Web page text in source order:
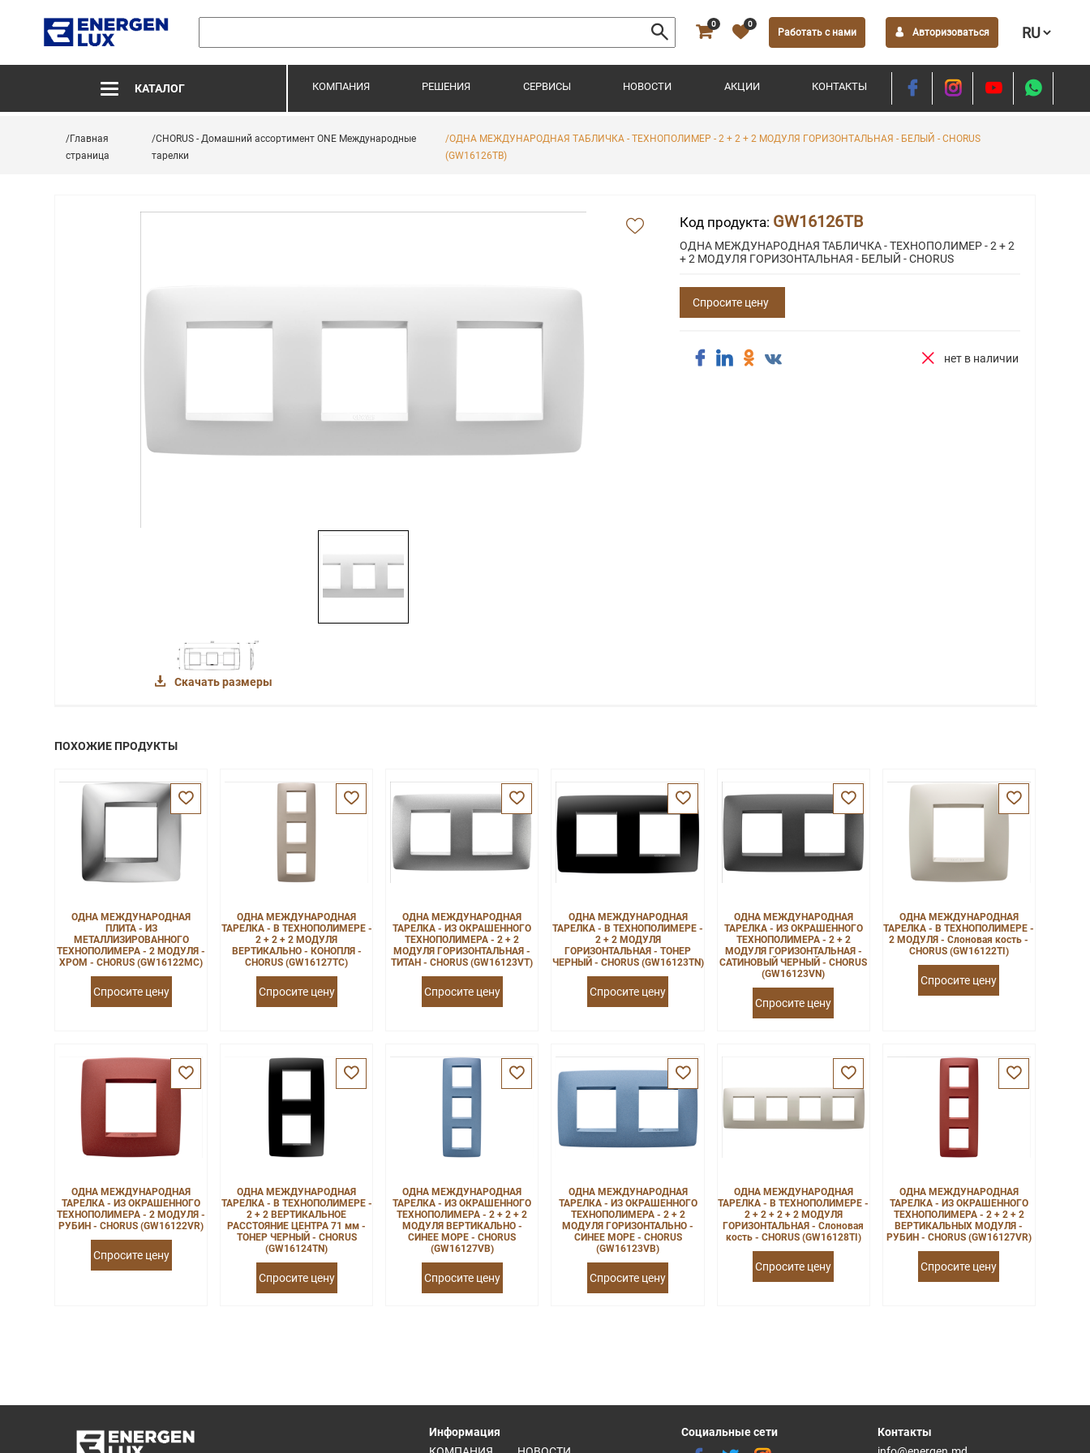
0 0
Работать с нами Авторизоваться
КАТАЛОГ КОМПАНИЯ РЕШЕНИЯ СЕРВИСЫ НОВОСТИ АКЦИИ КОНТАКТЫ
/Главная
страница
/CHORUS - Домашний ассортимент ONE Международные
тарелки
/ОДНА МЕЖДУНАРОДНАЯ ТАБЛИЧКА - ТЕХНОПОЛИМЕР - 2 + 2 + 2 МОДУЛЯ ГОРИЗОНТАЛЬНАЯ - БЕЛЫЙ - CHORUS
(GW16126TB)
Скачать размеры
Код продукта: GW16126TB
ОДНА МЕЖДУНАРОДНАЯ ТАБЛИЧКА - ТЕХНОПОЛИМЕР - 2 + 2
+ 2 МОДУЛЯ ГОРИЗОНТАЛЬНАЯ - БЕЛЫЙ - CHORUS
Спросите цену
нет в наличии
ПОХОЖИЕ ПРОДУКТЫ
ОДНА МЕЖДУНАРОДНАЯ
ПЛИТА - ИЗ
МЕТАЛЛИЗИРОВАННОГО
ТЕХНОПОЛИМЕРА - 2 МОДУЛЯ -
ХРОМ - CHORUS (GW16122MC)
Спросите цену
ОДНА МЕЖДУНАРОДНАЯ
ТАРЕЛКА - В ТЕХНОПОЛИМЕРЕ -
2 + 2 + 2 МОДУЛЯ
ВЕРТИКАЛЬНО - КОНОПЛЯ -
CHORUS (GW16127TC)
Спросите цену
ОДНА МЕЖДУНАРОДНАЯ
ТАРЕЛКА - ИЗ ОКРАШЕННОГО
ТЕХНОПОЛИМЕРА - 2 + 2
МОДУЛЯ ГОРИЗОНТАЛЬНАЯ -
ТИТАН - CHORUS (GW16123VT)
Спросите цену
ОДНА МЕЖДУНАРОДНАЯ
ТАРЕЛКА - В ТЕХНОПОЛИМЕРЕ -
2 + 2 МОДУЛЯ
ГОРИЗОНТАЛЬНАЯ - ТОНЕР
ЧЕРНЫЙ - CHORUS (GW16123TN)
Спросите цену
ОДНА МЕЖДУНАРОДНАЯ
ТАРЕЛКА - ИЗ ОКРАШЕННОГО
ТЕХНОПОЛИМЕРА - 2 + 2
МОДУЛЯ ГОРИЗОНТАЛЬНАЯ -
САТИНОВЫЙ ЧЕРНЫЙ - CHORUS
(GW16123VN)
Спросите цену
ОДНА МЕЖДУНАРОДНАЯ
ТАРЕЛКА - В ТЕХНОПОЛИМЕРЕ -
2 МОДУЛЯ - Слоновая кость -
CHORUS (GW16122TI)
Спросите цену
ОДНА МЕЖДУНАРОДНАЯ
ТАРЕЛКА - ИЗ ОКРАШЕННОГО
ТЕХНОПОЛИМЕРА - 2 МОДУЛЯ -
РУБИН - CHORUS (GW16122VR)
Спросите цену
ОДНА МЕЖДУНАРОДНАЯ
ТАРЕЛКА - В ТЕХНОПОЛИМЕРЕ -
2 + 2 ВЕРТИКАЛЬНОЕ
РАССТОЯНИЕ ЦЕНТРА 71 мм -
ТОНЕР ЧЕРНЫЙ - CHORUS
(GW16124TN)
Спросите цену
ОДНА МЕЖДУНАРОДНАЯ
ТАРЕЛКА - ИЗ ОКРАШЕННОГО
ТЕХНОПОЛИМЕРА - 2 + 2 + 2
МОДУЛЯ ВЕРТИКАЛЬНО -
СИНЕЕ МОРЕ - CHORUS
(GW16127VB)
Спросите цену
ОДНА МЕЖДУНАРОДНАЯ
ТАРЕЛКА - ИЗ ОКРАШЕННОГО
ТЕХНОПОЛИМЕРА - 2 + 2
МОДУЛЯ ГОРИЗОНТАЛЬНО -
СИНЕЕ МОРЕ - CHORUS
(GW16123VB)
Спросите цену
ОДНА МЕЖДУНАРОДНАЯ
ТАРЕЛКА - В ТЕХНОПОЛИМЕРЕ -
2 + 2 + 2 + 2 МОДУЛЯ
ГОРИЗОНТАЛЬНАЯ - Слоновая
кость - CHORUS (GW16128TI)
Спросите цену
ОДНА МЕЖДУНАРОДНАЯ
ТАРЕЛКА - ИЗ ОКРАШЕННОГО
ТЕХНОПОЛИМЕРА - 2 + 2 + 2
ВЕРТИКАЛЬНЫХ МОДУЛЯ -
РУБИН - CHORUS (GW16127VR)
Спросите цену
Информация
Социальные сети
Контакты